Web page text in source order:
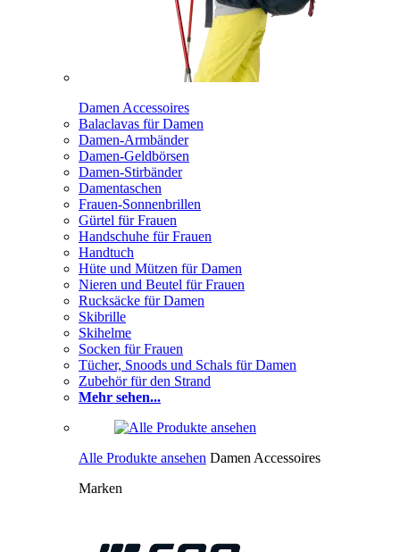
Damen Accessoires
Balaclavas für Damen
Damen-Armbänder
Damen-Geldbörsen
Damen-Stirbänder
Damentaschen
Frauen-Sonnenbrillen
Gürtel für Frauen
Handschuhe für Frauen
Handtuch
Hüte und Mützen für Damen
Nieren und Beutel für Frauen
Rucksäcke für Damen
Skibrille
Skihelme
Socken für Frauen
Tücher, Snoods und Schals für Damen
Zubehör für den Strand
Mehr sehen...
Alle Produkte ansehen Damen Accessoires
Marken